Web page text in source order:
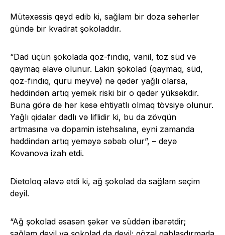
Mütəxəssis qeyd edib ki, sağlam bir doza səhərlər
gündə bir kvadrat şokoladdır.
“Dad üçün şokolada qoz-fındıq, vanil, toz süd və
qaymaq əlavə olunur. Lakin şokolad (qaymaq, süd,
qoz-fındıq, quru meyvə) nə qədər yağlı olarsa,
həddindən artıq yemək riski bir o qədər yüksəkdir.
Buna görə də hər kəsə ehtiyatlı olmaq tövsiyə olunur.
Yağlı qidalar dadlı və liflidir ki, bu da zövqün
artmasına və dopamin istehsalına, eyni zamanda
həddindən artıq yeməyə səbəb olur”, – deyə
Kovanova izah etdi.
Dietoloq əlavə etdi ki, ağ şokolad da sağlam seçim
deyil.
“Ağ şokolad əsasən şəkər və süddən ibarətdir;